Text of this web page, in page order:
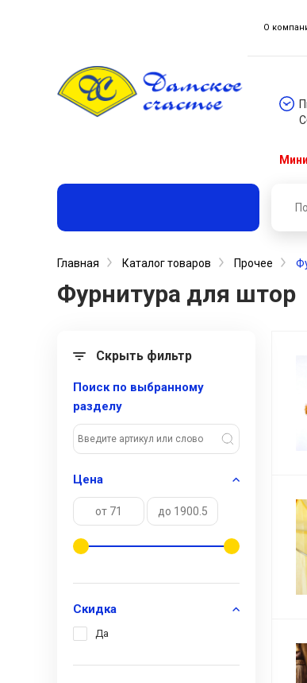
О
Главная Каталог товаров Прочее
Фурнитура для штор
Скрыть фильтр
Поиск по выбранному
разделу
Цена
Скидка
Да